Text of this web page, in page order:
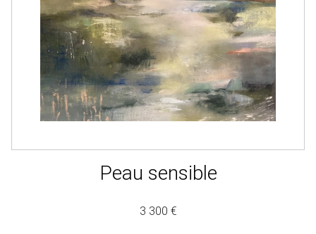
Peau sensible
3 300 €